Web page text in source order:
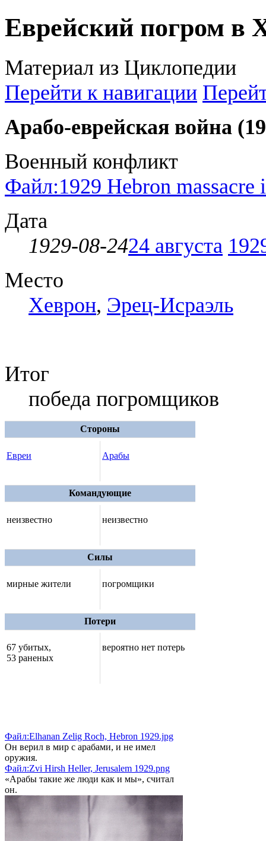
Еврейский погром в
Материал из Циклопедии
Перейти к навигации
Арабо-еврейская война
Военный конфликт
Файл:1929 Hebron massacre
Дата
1929-08-2424 августа
Место
Хеврон, Эрец-Исраэль
Итог
победа погромщиков
Стороны
Евреи Арабы
Командующие
неизвестно неизвестно
Силы
мирные жители погромщики
Потери
67 убитых,
53 раненых
вероятно нет потерь
Файл:Elhanan Zelig Roch, Hebron 1929.jpg
Он верил в мир с арабами, и не имел
оружия.
Файл:Zvi Hirsh Heller, Jerusalem 1929.png
«Арабы такие же люди как и мы», считал
он.